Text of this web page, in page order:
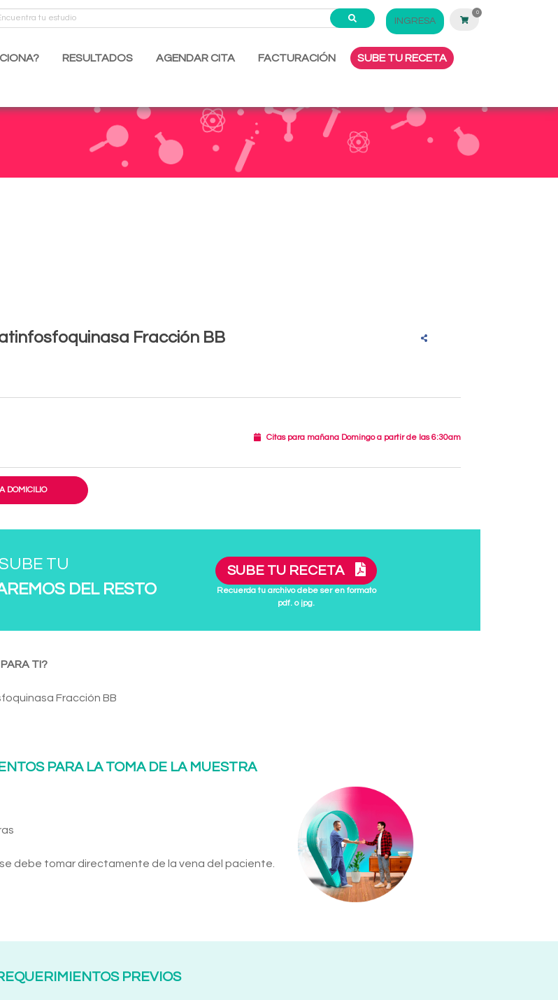
INGRESA
0
RESULTADOS AGENDAR CITA FACTURACIÓN SUBE TU RECETA
Fracción BB
Citas para mañana Domingo a partir de las 6:30am
DOMICILIO
TU
DEL RESTO
SUBE TU RECETA
Recuerda tu archivo debe ser en formato
pdf. o jpg.
TI?
Fracción BB
PARA LA TOMA DE LA MUESTRA
debe tomar directamente de la vena del paciente.
PREVIOS